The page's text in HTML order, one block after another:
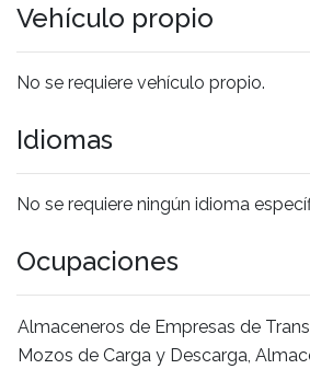
Vehículo propio
No se requiere vehículo propio.
Idiomas
No se requiere ningún idioma
Ocupaciones
Almaceneros de Empresas de
Mozos de Carga y Descarga,